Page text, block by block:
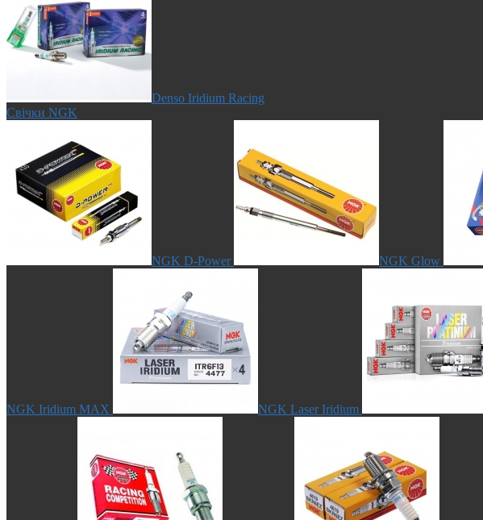
Denso Iridium Racing
Свічки NGK
NGK D-Power NGK Glow
NGK Iridium MAX NGK Laser Iridium